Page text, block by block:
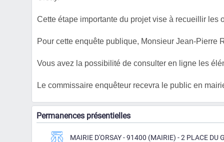
Cette étape importante du projet vise à recueillir les
Pour cette enquête publique, Monsieur Jean-Pierre
Vous avez la possibilité de consulter en ligne les
Le commissaire enquêteur recevra le public en
Permanences présentielles
MAIRIE D'ORSAY - 91400 (MAIRIE) - 2 PLACE DU